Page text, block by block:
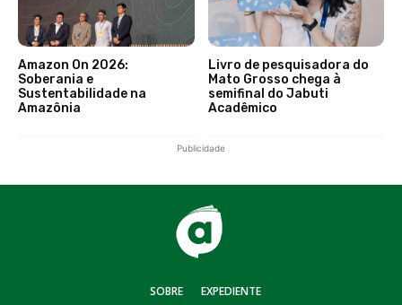
Amazon On 2026:
Soberania e
Sustentabilidade na
Amazônia
Livro de pesquisadora do
Mato Grosso chega à
semifinal do Jabuti
Acadêmico
Publicidade
SOBRE EXPEDIENTE